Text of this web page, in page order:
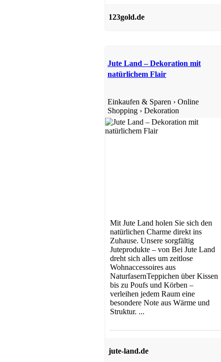
123gold.de
Jute Land – Dekoration mit
natürlichem Flair
Einkaufen & Sparen › Online
Shopping › Dekoration
Mit Jute Land holen Sie sich den
natürlichen Charme direkt ins
Zuhause. Unsere sorgfältig
Juteprodukte – von Bei Jute Land
dreht sich alles um zeitlose
Wohnaccessoires aus
NaturfasernTeppichen über Kissen
bis zu Poufs und Körben –
verleihen jedem Raum eine
besondere Note aus Wärme und
Struktur. ...
jute-land.de